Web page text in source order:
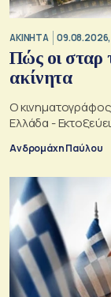
ΑΚΙΝΗΤΑ
Πώς οι σταρ
ακίνητα
Ο κινηματογράφος
Ελλάδα -
Ανδρομάχη Παύλου